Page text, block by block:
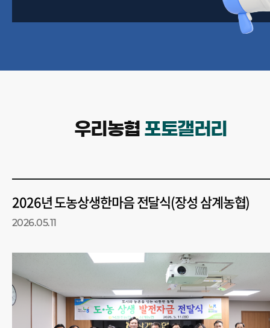
우리농협 포토갤러리
2026년 도농상생한마음 전달식(장성 삼계농협)
2026.05.11